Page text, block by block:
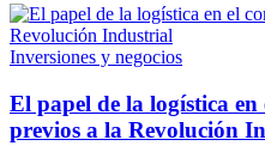
Inversiones y negocios
El papel de la logística
previos a la Revolución